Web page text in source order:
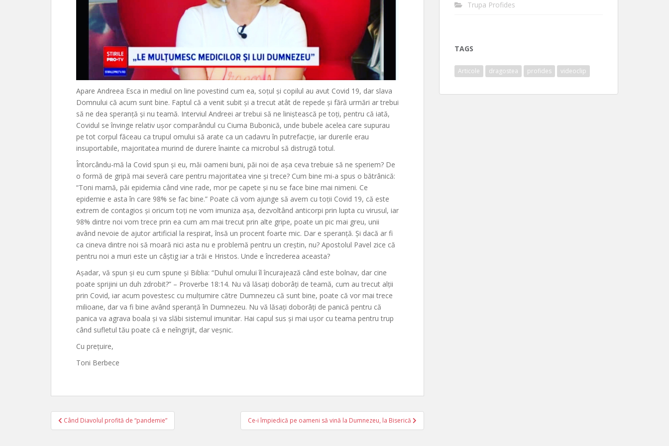
Apare Andreea Esca in mediul on line povestind cum ea, soțul și copilul au avut Covid 19, dar slava
Domnului că acum sunt bine. Faptul că a venit subit și a trecut atât de repede și fără urmări ar trebui
să ne dea speranță și nu teamă. Interviul Andreei ar trebui să ne liniștească pe toți, pentru că iată,
Covidul se învinge relativ ușor comparândul cu Ciuma Bubonică, unde bubele acelea care supurau
pe tot corpul făceau ca trupul omului să arate ca un cadavru în putrefacție, iar durerile erau
insuportabile, majoritatea murind de durere înainte ca microbul să distrugă totul.
Întorcându-mă la Covid spun și eu, măi oameni buni, păi noi de așa ceva trebuie să ne speriem? De
o formă de gripă mai severă care pentru majoritatea vine și trece? Cum bine mi-a spus o bătrânică:
“Toni mamă, păi epidemia când vine rade, mor pe capete și nu se face bine mai nimeni. Ce
epidemie e asta în care 98% se fac bine.” Poate că vom ajunge să avem cu toții Covid 19, că este
extrem de contagios și oricum toți ne vom imuniza așa, dezvoltând anticorpi prin lupta cu virusul, iar
98% dintre noi vom trece prin ea cum am mai trecut prin alte gripe, poate un pic mai greu, unii
având nevoie de ajutor artificial la respirat, însă un procent foarte mic. Dar e speranță. Și dacă ar fi
ca cineva dintre noi să moară nici asta nu e problemă pentru un creștin, nu? Apostolul Pavel zice că
pentru noi a muri este un câștig iar a trăi e Hristos. Unde e încrederea aceasta?
Așadar, vă spun și eu cum spune și Biblia: “Duhul omului îl încurajează când este bolnav, dar cine
poate sprijini un duh zdrobit?” – Proverbe 18:14. Nu vă lăsați doborâți de teamă, cum au trecut alții
prin Covid, iar acum povestesc cu mulțumire către Dumnezeu că sunt bine, poate că vor mai trece
milioane, dar va fi bine având speranță în Dumnezeu. Nu vă lăsați doborâți de panică pentru că
panica va agrava boala și va slăbi sistemul imunitar. Hai capul sus și mai ușor cu teama pentru trup
când sufletul tău poate că e neîngrijit, dar veșnic.
Cu prețuire,
Toni Berbece
Post
navigation
Când Diavolul profită de “pandemie” Ce-i împiedică pe oameni să vină la Dumnezeu, la Biserică
Trupa Profides
TAGS
Articole dragostea profides videoclip